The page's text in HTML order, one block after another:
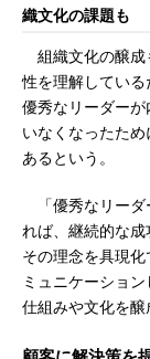
織文化の課題も
組織文化の醸成
性を理解している
優秀なリーダー
いなくなったた
あるという。
「優秀なリーダ
れば、継続的な成
その理念を具現
ミュニケーショ
仕組みや文化を醸